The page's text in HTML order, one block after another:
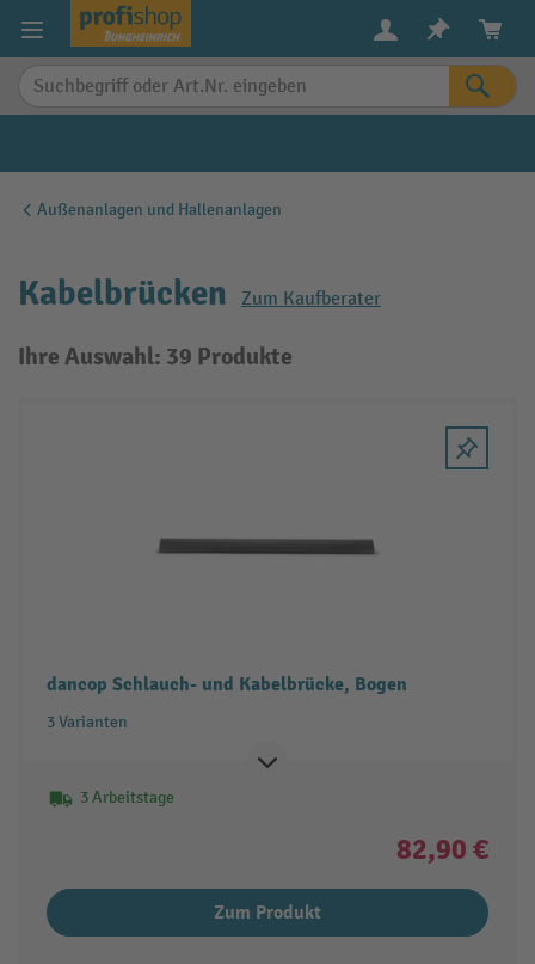
springen
Außenanlagen und Hallenanlagen
Kabelbrücken Zum Kaufberater
Ihre Auswahl: 39 Produkte
dancop Schlauch- und Kabelbrücke, Bogen
3 Varianten
3 Arbeitstage
82,90 €
Zum Produkt